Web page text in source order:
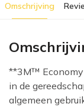
Omschrijving
**3M™
in de
algemeen